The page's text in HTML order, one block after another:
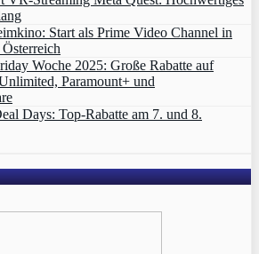
Start als Prime Video Channel in
Woche 2025: Große Rabatte auf
Paramount+ und
Days: Top-Rabatte am 7. und 8.